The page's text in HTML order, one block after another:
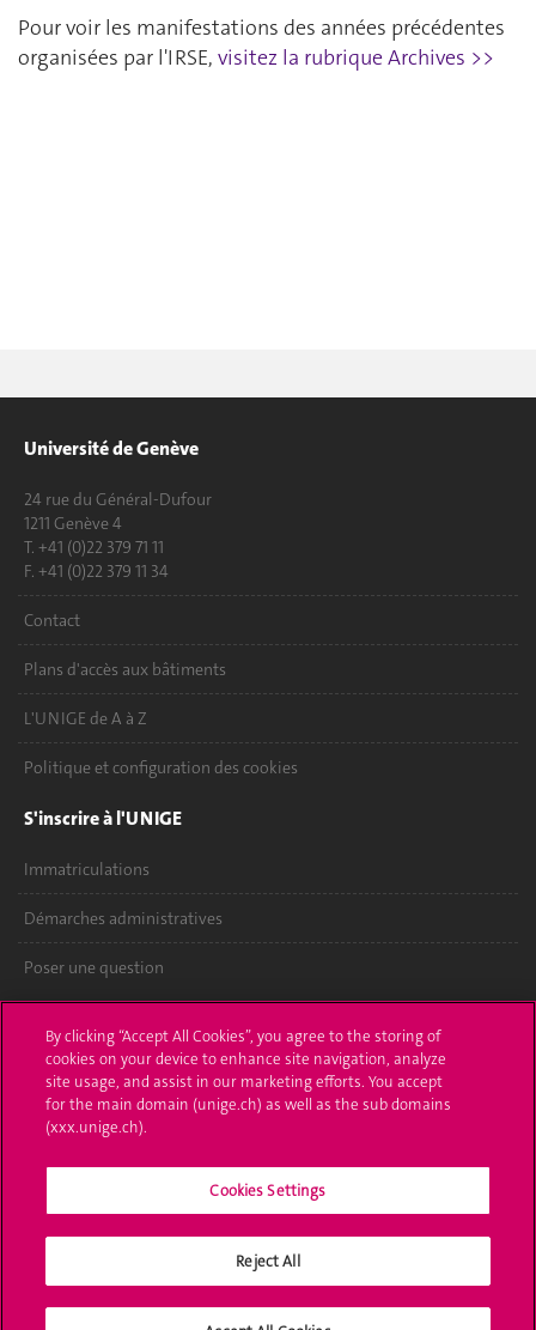
Pour voir les manifestations des années précédentes
organisées par l'IRSE, visitez la rubrique Archives >>
Université de Genève
24 rue du Général-Dufour
1211 Genève 4
T. +41 (0)22 379 71 11
F. +41 (0)22 379 11 34
Contact
Plans d'accès aux bâtiments
L'UNIGE de A à Z
Politique et configuration des cookies
S'inscrire à l'UNIGE
Immatriculations
Démarches administratives
Poser une question
UNIGE Mobile
Médias
Offres d'emploi
Bibliothèque
Médias sociaux UNIGE
By clicking “Accept All Cookies”, you agree to the storing of
cookies on your device to enhance site navigation, analyze
site usage, and assist in our marketing efforts. You accept
for the main domain (unige.ch) as well as the sub domains
(xxx.unige.ch).
Cookies Settings
Reject All